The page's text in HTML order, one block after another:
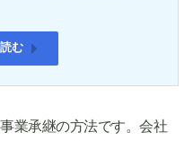
む
業承継の方法です。会社